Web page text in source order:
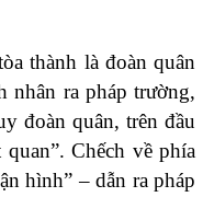
thành là đoàn quân
nhân ra pháp trường,
đoàn quân, trên đầu
Chếch về phía
hình” – dẫn ra pháp